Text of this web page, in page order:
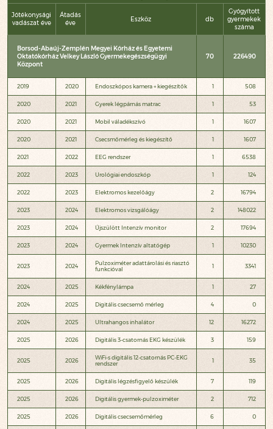
Jótékonysági
vadászat éve
Átadás
éve
Eszköz db
Gyógyított
gyermekek
száma
Borsod-Abaúj-Zemplén Megyei Kórház és Egyetemi
Oktatókórház Velkey László Gyermekegészségügyi
Központ
70 226490
2019 2020 Endoszkópos kamera + kiegészítők 1 508
2020 2021 Gyerek légpárnás matrac 1 53
2020 2021 Mobil váladékszívó 1 1607
2020 2021 Csecsmőmérleg és kiegészítő 1 1607
2021 2022 EEG rendszer 1 6538
2022 2023 Urológiai endoszkóp 1 124
2022 2023 Elektromos kezelőágy 2 16794
2023 2024 Elektromos vizsgálóágy 2 148022
2023 2024 Újszülött Intenzív monitor 2 17694
2023 2024 Gyermek Intenzív altatógép 1 10230
2023 2024
Pulzoximéter adattárolási és riasztó
funkcióval
1 3341
2024 2025 Kékfénylámpa 1 27
2024 2025 Digitális csecsemő mérleg 4 0
2024 2025 Ultrahangos inhalátor 12 16272
2025 2026 Digitális 3-csatornás EKG készülék 3 159
2025 2026
WiFi-s digitális 12-csatornás PC-EKG
rendszer
1 35
2025 2026 Digitális légzésfigyelő készülék 7 119
2025 2026 Digitális gyermek-pulzoximéter 2 712
2025 2026 Digitális csecsemőmérleg 6 0